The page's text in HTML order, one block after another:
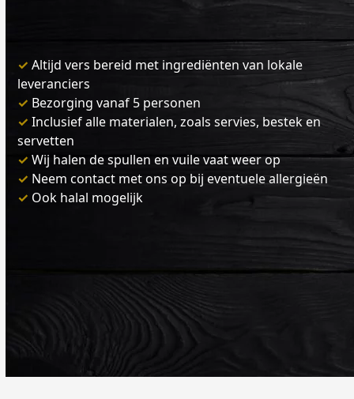
✓ Altijd vers bereid met ingrediënten van lokale
leveranciers
✓ Bezorging vanaf 5 personen
✓ Inclusief alle materialen, zoals servies, bestek en
servetten
✓ Wij halen de spullen en vuile vaat weer op
✓ Neem contact met ons op bij eventuele allergieën
✓ Ook halal mogelijk